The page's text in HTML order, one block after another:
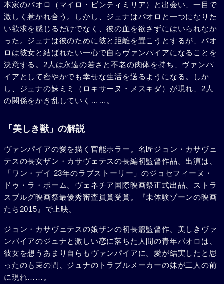
本家のパオロ（マイロ・ビンティミリア）と出会い、一目で
激しく惹かれ合う。しかし、ジュナはパオロと一つになりた
い欲求を感じるだけでなく、彼の血を欲さずにはいられなか
った。ジュナは彼のために彼と距離を置こうとするが、パオ
ロは彼女と結ばれたい一心で自らヴァンパイアになることを
決意する。2人は永遠の若さと不老の肉体を持ち、ヴァンパ
イアとして密やかでも幸せな生活を送るようになる。しか
し、ジュナの妹ミミ（ロキサーヌ・メスキダ）が現れ、2人
の関係をかき乱していく……。
「美しき獣」の解説
ヴァンパイアの愛を描く官能ホラー。名匠ジョン・カサヴェ
テスの長女ザン・カサヴェテスの長編初監督作品。出演は、
「ワン・デイ 23年のラブストーリー」のジョセフィーヌ・
ドゥ・ラ・ボーム。ヴェネチア国際映画祭正式出品、ストラ
スブルグ映画祭最優秀審査員賞受賞。『未体験ゾーンの映画
たち2015』で上映。
ジョン・カサヴェテスの娘ザンの初長篇監督作。美しきヴァ
ンパイアのジュナと激しい恋に落ちた人間の青年パオロは、
彼女を想うあまり自らもヴァンパイアに。愛が結実したと思
ったのも束の間、ジュナのトラブルメーカーの妹が二人の前
に現れ……。